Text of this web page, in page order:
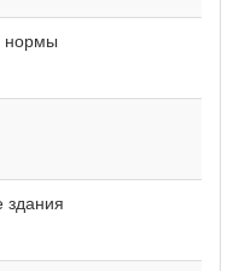
нормы
здания